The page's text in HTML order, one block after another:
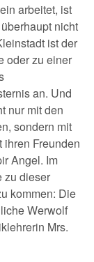
arbeitet, ist
nicht
ist der
oder zu einer
an. Und
nur mit den
sondern mit
ihren Freunden
Angel. Im
zu dieser
kommen: Die
Werwolf
Mrs.